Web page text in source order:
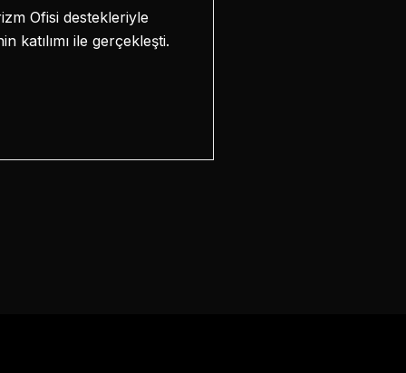
Ofisi destekleriyle
katılımı ile gerçekleşti.